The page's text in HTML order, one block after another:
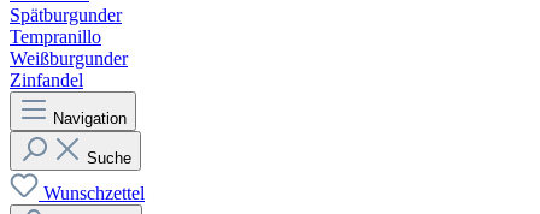
Spätburgunder
Tempranillo
Weißburgunder
Zinfandel
Navigation
Suche
Wunschzettel